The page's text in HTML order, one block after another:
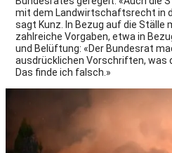
mit dem Landwirtschaftsrecht in
sagt Kunz. In Bezug auf die Ställe
zahlreiche Vorgaben, etwa in
und Belüftung: «Der Bundesrat
ausdrücklichen Vorschriften,
Das finde ich falsch.»